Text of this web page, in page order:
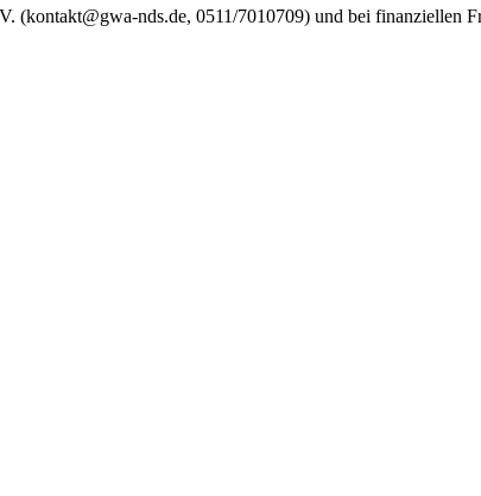
(kontakt@gwa-nds.de, 0511/7010709) und bei finanziellen